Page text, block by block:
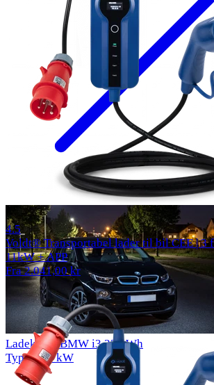
Ladekabel BMW i3 33 kWh
Type 211 kW
4.5325 reviews
Voldt® Transportabel lader til bil CEE | 3
11kW + APP
Fra 2.041,00 kr